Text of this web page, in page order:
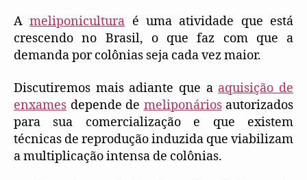
Ameliponicultura é uma atividade que está
crescendo no Brasil, o que faz com que a
demanda por colônias seja cada vez maior.
Discutiremos mais adiante que a aquisição de
enxames depende de meliponáriosautorizados
para sua comercialização e que existem
técnicas de reprodução induzida que viabilizam
a multiplicação intensa de colônias.